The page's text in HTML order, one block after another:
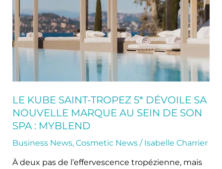
LE KUBE SAINT-TROPEZ 5* DÉVOILE SA
NOUVELLE MARQUE AU SEIN DE SON
SPA : MYBLEND
Business News, Cosmetic News/ Isabelle Charrier
À deux pas de l’effervescence tropézienne, mais
dévoile
sa
nouvelle
marque
sein
son
Spa
: